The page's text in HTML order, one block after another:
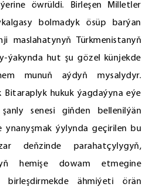
öwrüldi. Birleşen Milletler
bolmadyk ösüp barýan
maslahatynyň Türkmenistanyň
ýakynda hut şu gözel künjekde
munuň aýdyň mysalydyr.
Bitaraplyk hukuk ýagdaýyna eýe
senesi giňden bellenilýän
ynanyşmak ýylynda geçirilen bu
deňzinde parahatçylygyň,
hemişe dowam etmegine
birleşdirmekde ähmiýeti örän